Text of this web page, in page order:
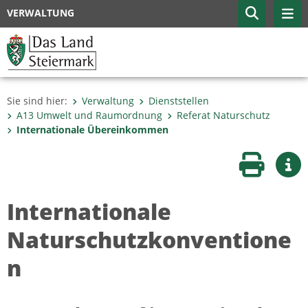
VERWALTUNG
Sie sind hier: Verwaltung
Dienststellen
A13 Umwelt und Raumordnung
Referat Naturschutz
Internationale Übereinkommen
Seite
Internationale
Naturschutzkonventione
n